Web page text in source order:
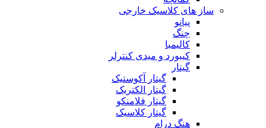
ساز های کلاسیک خارجی
پیانو
چنگ
کالیمبا
کیبورد و میدی کنترلر
گیتار
گیتار آکوستیک
گیتار الکتریک
گیتار فلامنکو
گیتار کلاسیک
هنگ درام